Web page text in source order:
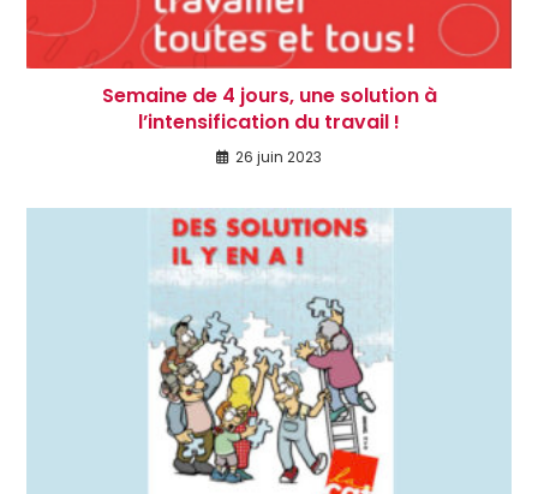
Semaine de 4 jours, une solution à
l’intensification du travail !
26 juin 2023